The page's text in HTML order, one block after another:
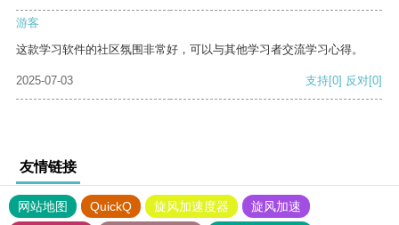
游客
这款学习软件的社区氛围非常好，可以与其他学习者交流学习心得。
2025-07-03 支持[0] 反对[0]
友情链接
网站地图 QuickQ 旋风加速度器
旋风加速